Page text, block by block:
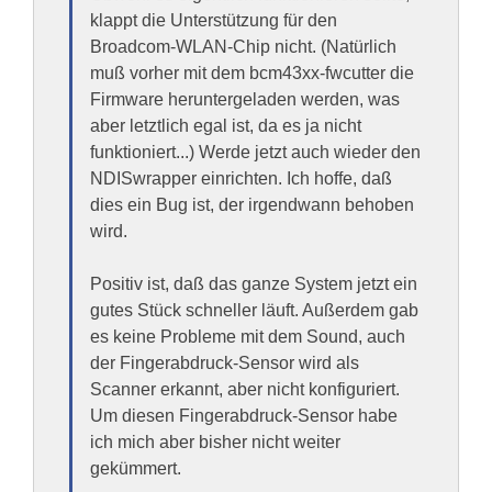
klappt die Unterstützung für den
Broadcom-WLAN-Chip nicht. (Natürlich
muß vorher mit dem bcm43xx-fwcutter die
Firmware heruntergeladen werden, was
aber letztlich egal ist, da es ja nicht
funktioniert...) Werde jetzt auch wieder den
NDISwrapper einrichten. Ich hoffe, daß
dies ein Bug ist, der irgendwann behoben
wird.
Positiv ist, daß das ganze System jetzt ein
gutes Stück schneller läuft. Außerdem gab
es keine Probleme mit dem Sound, auch
der Fingerabdruck-Sensor wird als
Scanner erkannt, aber nicht konfiguriert.
Um diesen Fingerabdruck-Sensor habe
ich mich aber bisher nicht weiter
gekümmert.